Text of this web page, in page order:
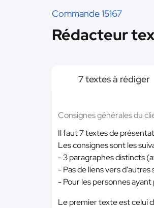
Commande 15167
Rédacteur
7 textes à rédiger
Consignes générales du
Il faut 7 textes de
Les consignes sont les
- 3 paragraphes distincts
- Pas de liens vers
- Pour les personnes
Le premier texte est celui